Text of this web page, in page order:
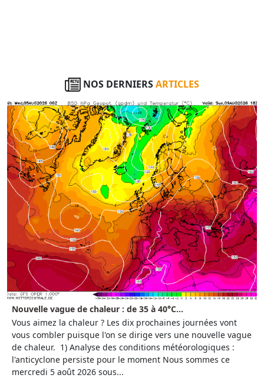
NOS DERNIERSARTICLES
Nouvelle vague de chaleur : de 35 à 40°C...
Vous aimez la chaleur ? Les dix prochaines journées vont
vous combler puisque l'on se dirige vers une nouvelle vague
de chaleur. 1) Analyse des conditions météorologiques :
l'anticyclone persiste pour le moment Nous sommes ce
mercredi 5 août 2026 sous...